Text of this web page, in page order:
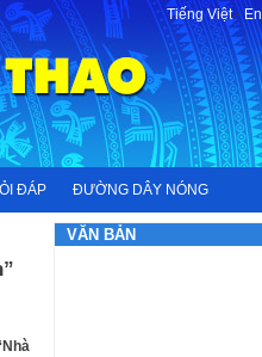
Tiếng Việt-
ĐÁP ĐƯỜNG DÂY NÓNG
VĂN BẢN